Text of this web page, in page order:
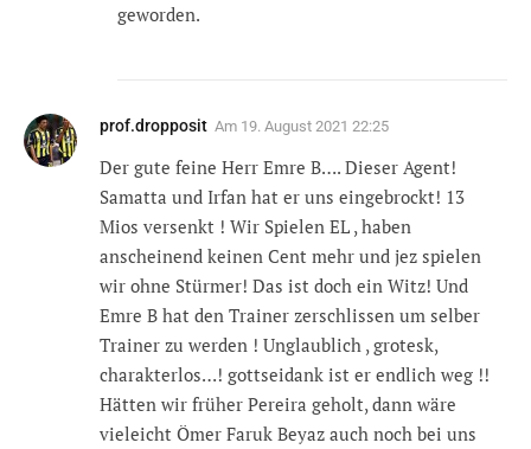
geworden.
prof.dropposit Am 19. August 2021 22:25
Der gute feine Herr Emre B…. Dieser Agent!
Samatta und Irfan hat er uns eingebrockt! 13
Mios versenkt ! Wir Spielen EL , haben
anscheinend keinen Cent mehr und jez spielen
wir ohne Stürmer! Das ist doch ein Witz! Und
Emre B hat den Trainer zerschlissen um selber
Trainer zu werden ! Unglaublich , grotesk,
charakterlos…! gottseidank ist er endlich weg !!
Hätten wir früher Pereira geholt, dann wäre
vieleicht Ömer Faruk Beyaz auch noch bei uns